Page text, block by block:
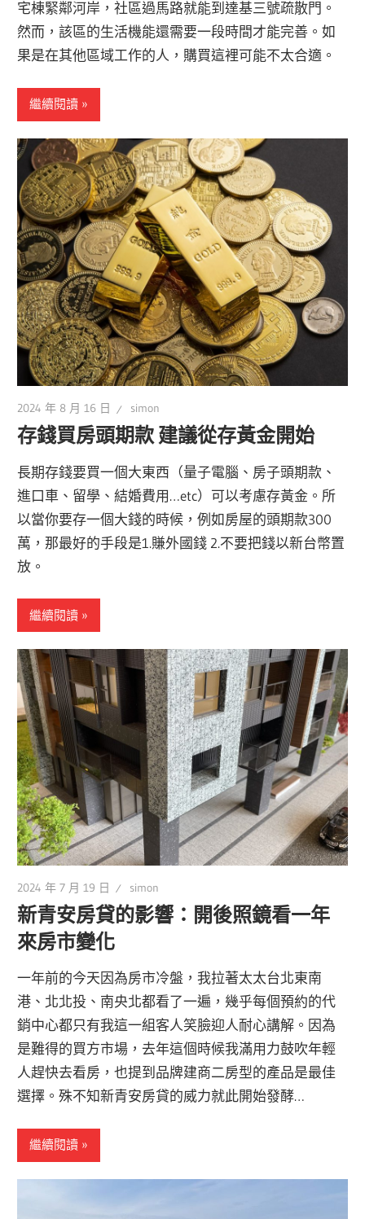
宅棟緊鄰河岸，社區過馬路就能到達基三號疏散門。
然而，該區的生活機能還需要一段時間才能完善。如
果是在其他區域工作的人，購買這裡可能不太合適。
繼續閱讀
2024 年 8 月 16 日 simon
存錢買房頭期款 建議從存黃金開始
長期存錢要買一個大東西（量子電腦、房子頭期款、
進口車、留學、結婚費用…etc）可以考慮存黃金。所
以當你要存一個大錢的時候，例如房屋的頭期款300
萬，那最好的手段是1.賺外國錢 2.不要把錢以新台幣置
放。
繼續閱讀
2024 年 7 月 19 日 simon
新青安房貸的影響：開後照鏡看一年
來房市變化
一年前的今天因為房市冷盤，我拉著太太台北東南
港、北北投、南央北都看了一遍，幾乎每個預約的代
銷中心都只有我這一組客人笑臉迎人耐心講解。因為
是難得的買方市場，去年這個時候我滿用力鼓吹年輕
人趕快去看房，也提到品牌建商二房型的產品是最佳
選擇。殊不知新青安房貸的威力就此開始發酵…
繼續閱讀